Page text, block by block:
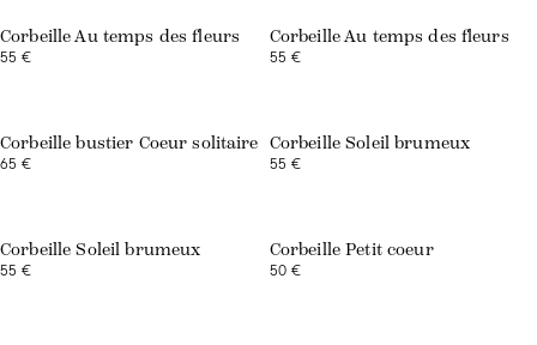
Corbeille Au temps des fleurs
55 €
Corbeille Au temps des fleurs
55 €
Corbeille bustier Coeur solitaire
65 €
Corbeille Soleil brumeux
55 €
Corbeille Soleil brumeux
55 €
Corbeille Petit coeur
50 €